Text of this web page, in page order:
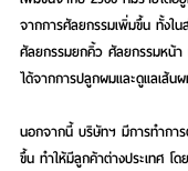
จากการศัลยกรรมเพิ่มขึ้น ทั้งใ
ศัลยกรรมยกคิ้ว ศัลยกรรมหน้
ได้จากการปลูกผมและดูแลเส้น
นอกจากนี้ บริษัทฯ มีการทำการ
ขึ้น ทำให้มีลูกค้าต่างประเทศ โด